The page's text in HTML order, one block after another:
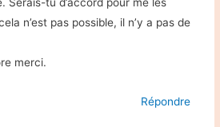
Serais-tu d’accord pour me les
n’est pas possible, il n’y a pas de
merci.
Répondre